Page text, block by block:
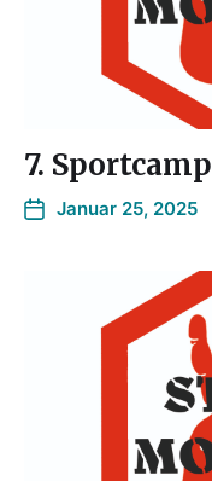
7. Sportcamp
Januar 25, 2025